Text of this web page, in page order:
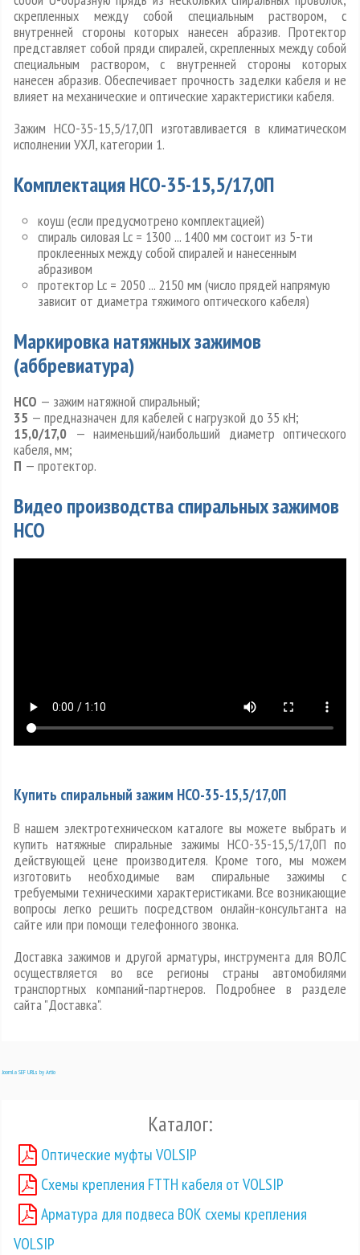
скрепленных между собой специальным раствором, с
внутренней стороны которых нанесен абразив. Протектор
представляет собой пряди спиралей, скрепленных между собой
специальным раствором, с внутренней стороны которых
нанесен абразив. Обеспечивает прочность заделки кабеля и не
влияет на механические и оптические характеристики кабеля.
Зажим НСО-35-15,5/17,0П изготавливается в климатическом
исполнении УХЛ, категории 1.
Комплектация НСО-35-15,5/17,0П
коуш (если предусмотрено комплектацией)
спираль силовая Lc = 1300 ... 1400 мм состоит из 5-ти
проклеенных между собой спиралей и нанесенным
абразивом
протектор Lc = 2050 ... 2150 мм (число прядей напрямую
зависит от диаметра тяжимого оптического кабеля)
Маркировка натяжных зажимов
(аббревиатура)
НСО — зажим натяжной спиральный;
35 — предназначен для кабелей с нагрузкой до 35 кН;
15,0/17,0 — наименьший/наибольший диаметр оптического
кабеля, мм;
П — протектор.
Видео производства спиральных зажимов
НСО
Купить спиральный зажим НСО-35-15,5/17,0П
В нашем электротехническом каталоге вы можете выбрать и
купить натяжные спиральные зажимы НСО-35-15,5/17,0П по
действующей цене производителя. Кроме того, мы можем
изготовить необходимые вам спиральные зажимы с
требуемыми техническими характеристиками. Все возникающие
вопросы легко решить посредством онлайн-консультанта на
сайте или при помощи телефонного звонка.
Доставка зажимов и другой арматуры, инструмента для ВОЛС
осуществляется во все регионы страны автомобилями
транспортных компаний-партнеров. Подробнее в разделе
сайта "Доставка".
Joomla SEF URLs by Artio
Каталог:
Оптические муфты VOLSIP
Схемы крепления FTTH кабеля от VOLSIP
Арматура для подвеса ВОК схемы крепления
VOLSIP